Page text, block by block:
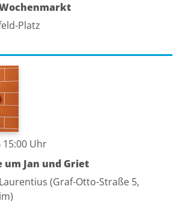
Platz
15:00 Uhr
um Jan und Griet
(Graf-Otto-Straße 5,